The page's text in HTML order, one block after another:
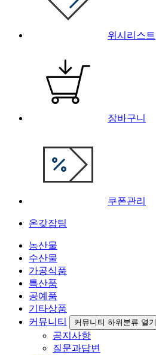
위시리스트
장바구니
쿠폰관리
온갖잡팀
농산물
수산물
가공식품
특산품
공예품
기타상품
커뮤니티
커뮤니티 하위분류 열기
공지사항
질문과답변